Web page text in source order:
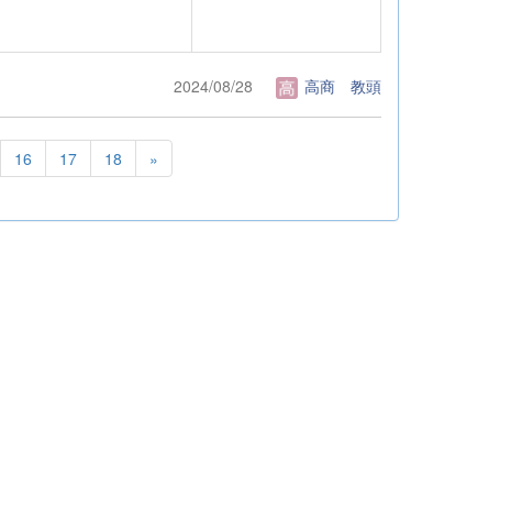
2024/08/28 高商 教頭
16 17 18 »